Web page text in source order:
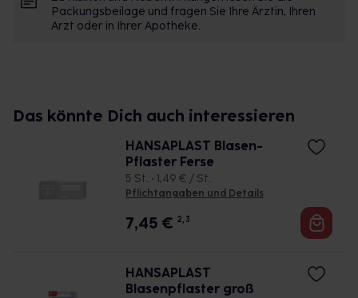
nach dem Anbringen fest andrücken
Das Gel Pflaster kann mehrtägig getragen
halten, bevor das Pflaster verwendet wird
Packungsbeilage und fragen Sie Ihre Ärztin, Ihren
Arzt oder in Ihrer Apotheke.
Das könnte Dich auch interessieren
HANSAPLAST Blasen-
Pflaster Ferse
5 St. • 1,49 € / St.
Pflichtangaben und Details
7,45 € 2, 3
HANSAPLAST
Blasenpflaster groß